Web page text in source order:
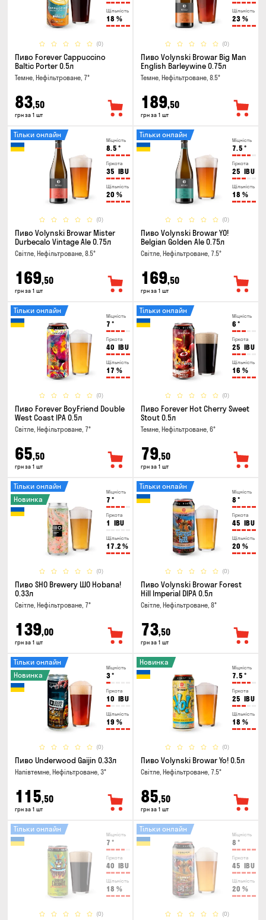
Щільність
18 %
(0)
Пиво Forever Cappuccino
Baltic Porter 0.5л
Темне, Нефільтроване, 7°
83,50
грн за 1 шт
Щільність
23 %
(0)
Пиво Volynski Browar Big Man
English Barleywine 0.75л
Темне, Нефільтроване, 8.5°
189,50
грн за 1 шт
Міцність
8.5 °
Гіркота
35 IBU
Щільність
20 %
(0)
Тільки онлайн
Пиво Volynski Browar Mister
Durbecalo Vintage Ale 0.75л
Світле, Нефільтроване, 8.5°
169,50
грн за 1 шт
Міцність
7.5 °
Гіркота
25 IBU
Щільність
18 %
(0)
Тільки онлайн
Пиво Volynski Browar YO!
Belgian Golden Ale 0.75л
Світле, Нефільтроване, 7.5°
169,50
грн за 1 шт
Міцність
7 °
Гіркота
40 IBU
Щільність
17 %
(0)
Тільки онлайн
Пиво Forever BoyFriend Double
West Coast IPA 0.5л
Світле, Нефільтроване, 7°
65,50
грн за 1 шт
Міцність
6 °
Гіркота
25 IBU
Щільність
16 %
(0)
Тільки онлайн
Пиво Forever Hot Cherry Sweet
Stout 0.5л
Темне, Нефільтроване, 6°
79,50
грн за 1 шт
Міцність
7 °
Гіркота
1 IBU
Щільність
17.2 %
(0)
Тільки онлайн
Новинка
Пиво SHO Brewery ШО Hobana!
0.33л
Світле, Нефільтроване, 7°
139,00
грн за 1 шт
Міцність
8 °
Гіркота
45 IBU
Щільність
20 %
(0)
Тільки онлайн
Пиво Volynski Browar Forest
Hill Imperial DIPA 0.5л
Світле, Нефільтроване, 8°
73,50
грн за 1 шт
Міцність
3°
Гіркота
10 IBU
Щільність
19 %
(0)
Тільки онлайн
Новинка
Пиво Underwood Gaijin 0.33л
Напівтемне, Нефільтроване, 3°
115,50
грн за 1 шт
Міцність
7.5 °
Гіркота
25 IBU
Щільність
18 %
(0)
Новинка
Пиво Volynski Browar Yo! 0.5л
Світле, Нефільтроване, 7.5°
85,50
грн за 1 шт
Міцність
7 °
Гіркота
40 IBU
Щільність
18 %
(0)
Тільки онлайн
Міцність
8 °
Гіркота
45 IBU
Щільність
20 %
(0)
Тільки онлайн